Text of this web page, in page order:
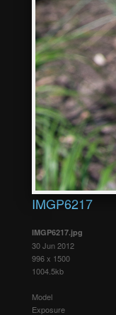
IMGP6217
IMGP6217.jpg
30 Jun 2012
996 x 1500
1004.5kb
Model
Exposure